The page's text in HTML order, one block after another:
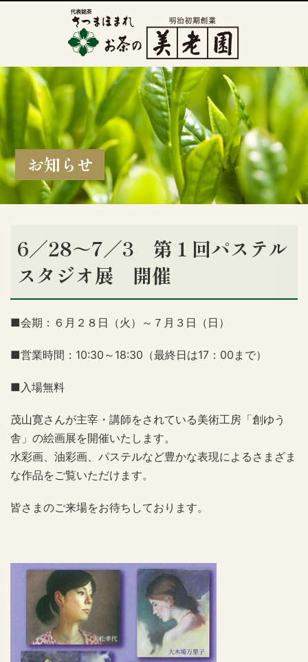
お知らせ
6／28～7／3 第１回パステル
スタジオ展 開催
■会期：６月２８日（火）～７月３日（日）
■営業時間：10:30～18:30（最終日は17：00まで）
■入場無料
茂山寛さんが主宰・講師をされている美術工房「創ゆう
舎」の絵画展を開催いたします。
水彩画、油彩画、パステルなど豊かな表現によるさまざま
な作品をご覧いただけます。
皆さまのご来場をお待ちしております。